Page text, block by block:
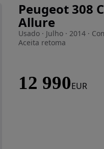
Peugeot 308
Allure
Usado · Julho · 2014 ·
Aceita retoma
12 990EUR